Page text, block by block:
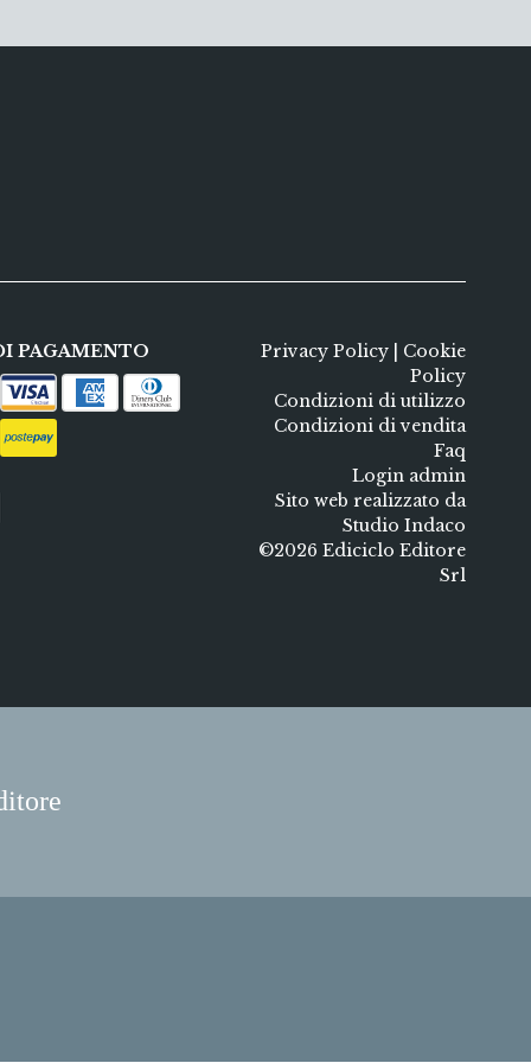
PAGAMENTO Privacy Policy| Cookie
Policy
Condizioni di utilizzo
Condizioni di vendita
Faq
Login admin
Sito web realizzato da
Studio Indaco
©2026 Ediciclo Editore
Srl